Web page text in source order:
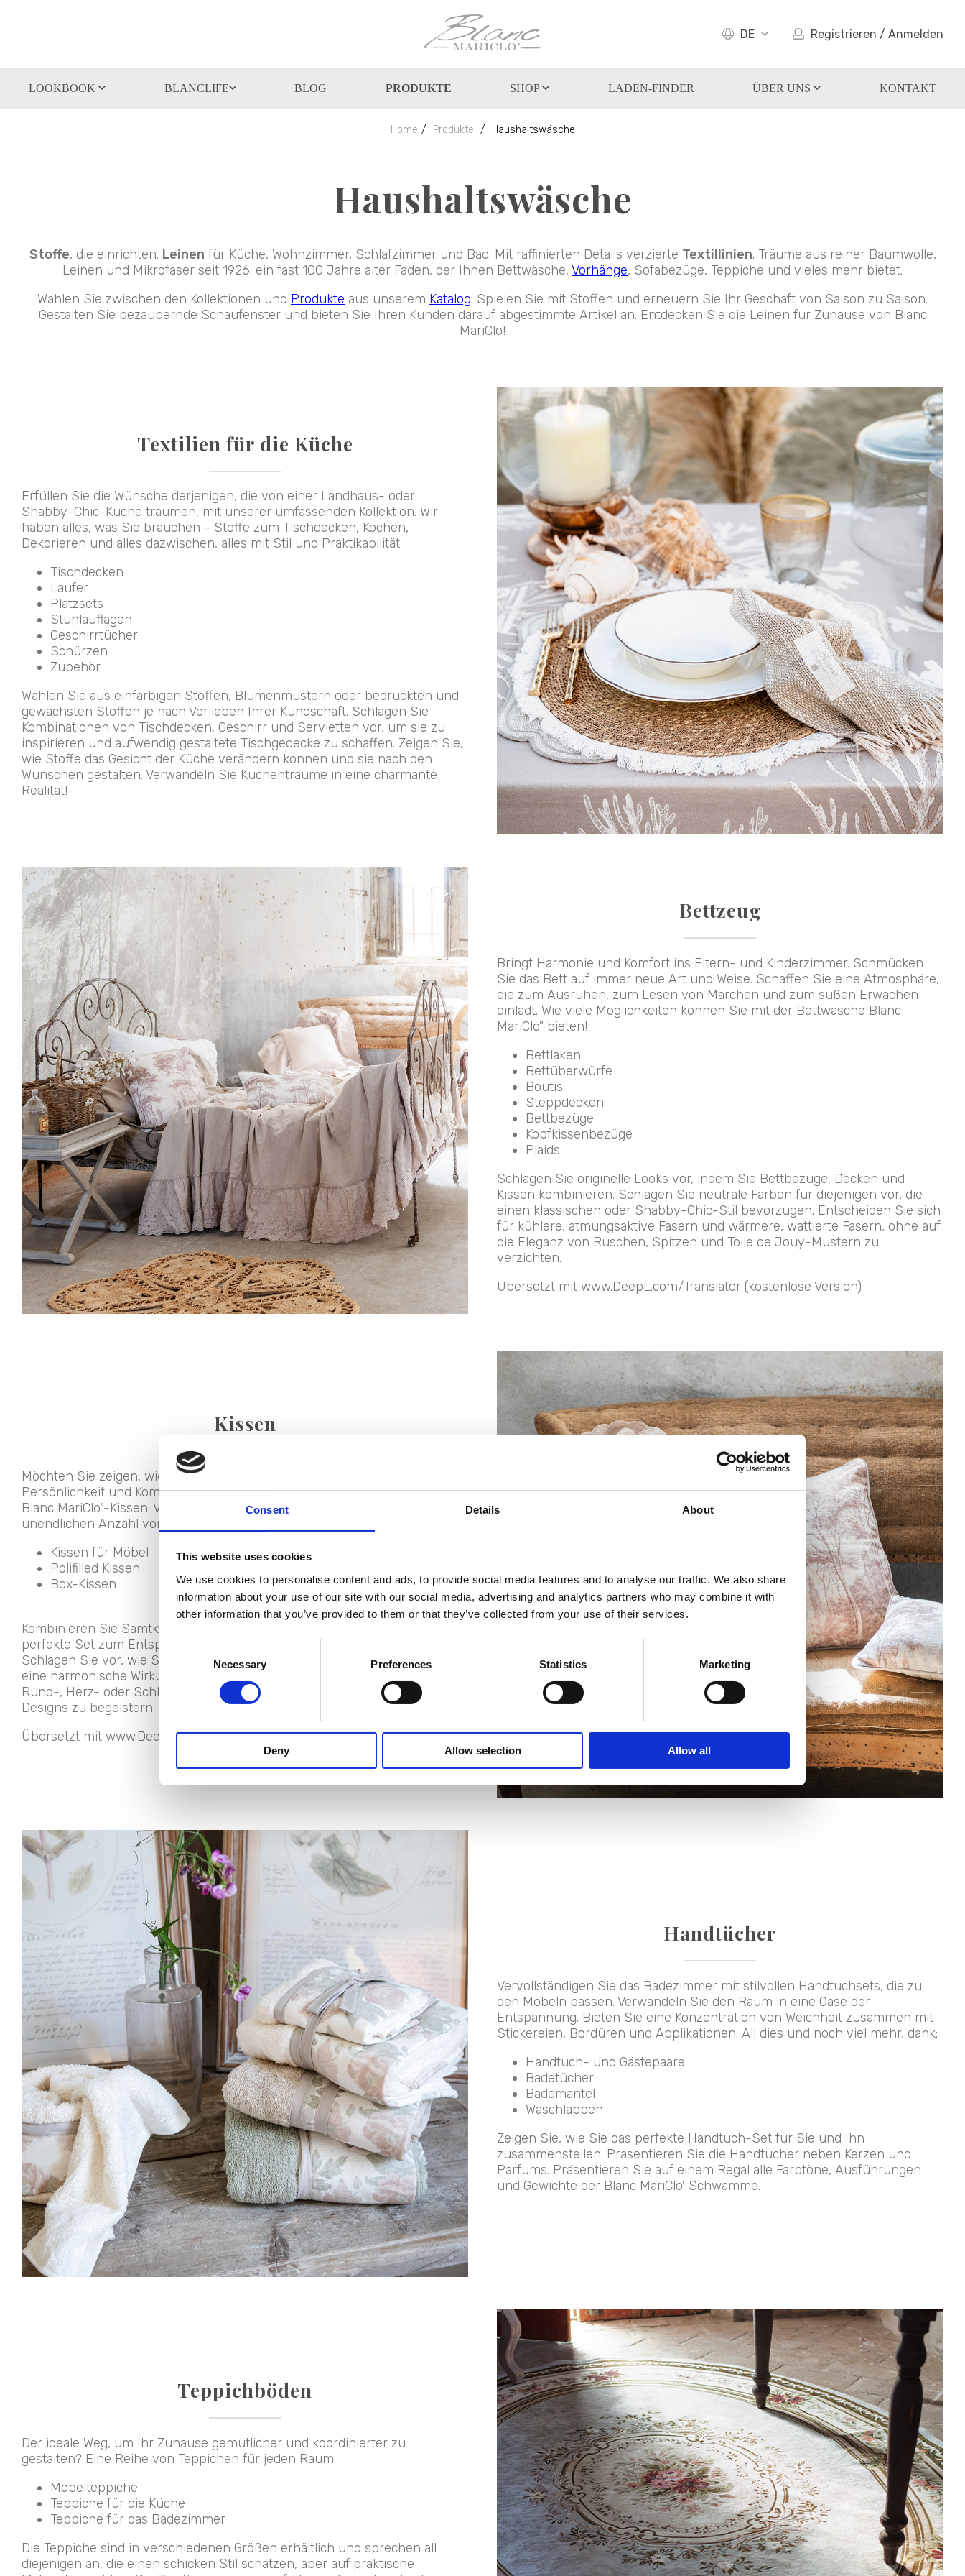
Consent Details About
This website uses cookies
We use cookies to personalise content and ads, to provide social media features and to analyse our traffic. We also share
information about your use of our site with our social media, advertising and analytics partners who may combine it with
other information that you’ve provided to them or that they’ve collected from your use of their services.
Consent
Necessary Preferences Statistics Marketing
Deny Allow selection Allow all
DE Registrieren / Anmelden
LOOKBOOK BLANCLIFE BLOG PRODUKTE SHOP LADEN-FINDER ÜBER UNS KONTAKT
Home Produkte Haushaltswäsche
Haushaltswäsche
Stoffe, die einrichten. Leinen für Küche, Wohnzimmer, Schlafzimmer und Bad. Mit raffinierten Details verzierte Textillinien. Träume aus reiner Baumwolle,
Leinen und Mikrofaser seit 1926: ein fast 100 Jahre alter Faden, der Ihnen Bettwäsche, Vorhänge, Sofabezüge, Teppiche und vieles mehr bietet.
Wählen Sie zwischen den Kollektionen und Produkte aus unserem Katalog. Spielen Sie mit Stoffen und erneuern Sie Ihr Geschäft von Saison zu Saison.
Gestalten Sie bezaubernde Schaufenster und bieten Sie Ihren Kunden darauf abgestimmte Artikel an. Entdecken Sie die Leinen für Zuhause von Blanc
MariClo!
Textilien für die Küche
Erfüllen Sie die Wünsche derjenigen, die von einer Landhaus- oder
Shabby-Chic-Küche träumen, mit unserer umfassenden Kollektion. Wir
haben alles, was Sie brauchen - Stoffe zum Tischdecken, Kochen,
Dekorieren und alles dazwischen, alles mit Stil und Praktikabilität.
Tischdecken
Läufer
Platzsets
Stuhlauflagen
Geschirrtücher
Schürzen
Zubehör
Wählen Sie aus einfarbigen Stoffen, Blumenmustern oder bedruckten und
gewachsten Stoffen je nach Vorlieben Ihrer Kundschaft. Schlagen Sie
Kombinationen von Tischdecken, Geschirr und Servietten vor, um sie zu
inspirieren und aufwendig gestaltete Tischgedecke zu schaffen. Zeigen Sie,
wie Stoffe das Gesicht der Küche verändern können und sie nach den
Wünschen gestalten. Verwandeln Sie Küchenträume in eine charmante
Realität!
Bettzeug
Bringt Harmonie und Komfort ins Eltern- und Kinderzimmer. Schmücken
Sie das Bett auf immer neue Art und Weise. Schaffen Sie eine Atmosphäre,
die zum Ausruhen, zum Lesen von Märchen und zum süßen Erwachen
einlädt. Wie viele Möglichkeiten können Sie mit der Bettwäsche Blanc
MariClo" bieten!
Bettlaken
Bettüberwürfe
Boutis
Steppdecken
Bettbezüge
Kopfkissenbezüge
Plaids
Schlagen Sie originelle Looks vor, indem Sie Bettbezüge, Decken und
Kissen kombinieren. Schlagen Sie neutrale Farben für diejenigen vor, die
einen klassischen oder Shabby-Chic-Stil bevorzugen. Entscheiden Sie sich
für kühlere, atmungsaktive Fasern und wärmere, wattierte Fasern, ohne auf
die Eleganz von Rüschen, Spitzen und Toile de Jouy-Mustern zu
verzichten.
Übersetzt mit www.DeepL.com/Translator (kostenlose Version)
Kissen
Möchten Sie zeigen, wie Sie Sofas, Betten, Stühlen und Sesseln
Persönlichkeit und Komfort verleihen können? Entscheiden Sie sich für
Blanc MariClo"-Kissen. Von Katalog zu Katalog können Sie aus einer
unendlichen Anzahl von Modellen, Stoffen und Farben wählen.
Kissen für Möbel
Polifilled Kissen
Box-Kissen
Kombinieren Sie Samtkissen mit einem Mikrofaser-Plaid und Sie haben das
perfekte Set zum Entspannen vor dem Kamin oder dem Fernseher.
Schlagen Sie vor, wie Sie die Farbtöne des Teppichs aufgreifen können, um
eine harmonische Wirkung im Wohnzimmer zu erzielen. Spielen Sie mit
Rund-, Herz- oder Schleifenmustern, um Ihre Kunden mit den neuesten
Designs zu begeistern.
Übersetzt mit www.DeepL.com/Translator (kostenlose Version)
Handtücher
Vervollständigen Sie das Badezimmer mit stilvollen Handtuchsets, die zu
den Möbeln passen. Verwandeln Sie den Raum in eine Oase der
Entspannung. Bieten Sie eine Konzentration von Weichheit zusammen mit
Stickereien, Bordüren und Applikationen. All dies und noch viel mehr, dank:
Handtuch- und Gästepaare
Badetücher
Bademäntel
Waschlappen
Zeigen Sie, wie Sie das perfekte Handtuch-Set für Sie und Ihn
zusammenstellen. Präsentieren Sie die Handtücher neben Kerzen und
Parfums. Präsentieren Sie auf einem Regal alle Farbtöne, Ausführungen
und Gewichte der Blanc MariClo' Schwämme.
Teppichböden
Der ideale Weg, um Ihr Zuhause gemütlicher und koordinierter zu
gestalten? Eine Reihe von Teppichen für jeden Raum:
Möbelteppiche
Teppiche für die Küche
Teppiche für das Badezimmer
Die Teppiche sind in verschiedenen Größen erhältlich und sprechen all
diejenigen an, die einen schicken Stil schätzen, aber auf praktische